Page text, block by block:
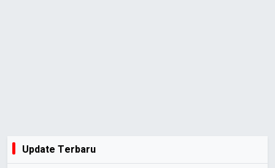
Update Terbaru